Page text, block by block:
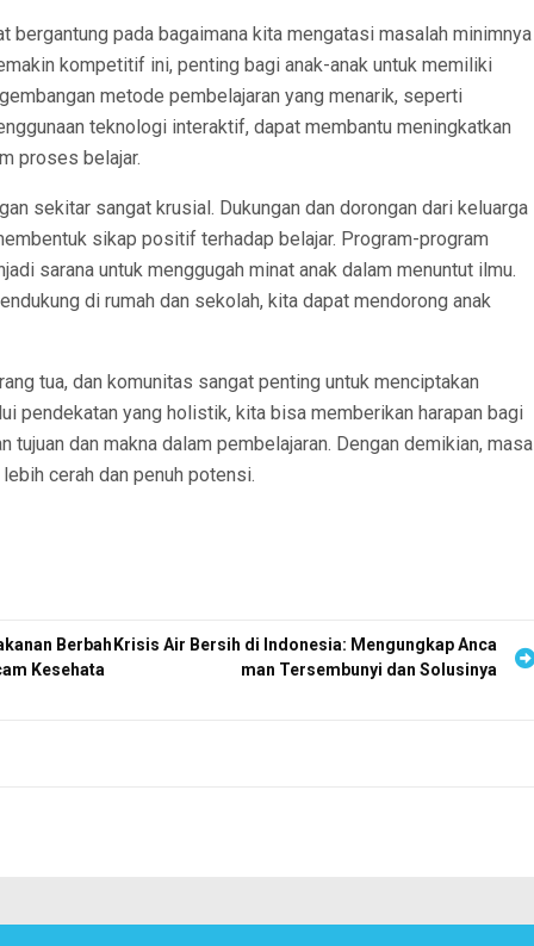
bergantung pada bagaimana kita mengatasi masalah minimnya
kompetitif ini, penting bagi anak-anak untuk memiliki
metode pembelajaran yang menarik, seperti
teknologi interaktif, dapat membantu meningkatkan
proses belajar.
sekitar sangat krusial. Dukungan dan dorongan dari keluarga
sikap positif terhadap belajar. Program-program
sarana untuk menggugah minat anak dalam menuntut ilmu.
di rumah dan sekolah, kita dapat mendorong anak
tua, dan komunitas sangat penting untuk menciptakan
pendekatan yang holistik, kita bisa memberikan harapan bagi
tujuan dan makna dalam pembelajaran. Dengan demikian, masa
cerah dan penuh potensi.
Berbah
Kesehata
Krisis Air Bersih di Indonesia: Mengungkap Anca
man Tersembunyi dan Solusinya